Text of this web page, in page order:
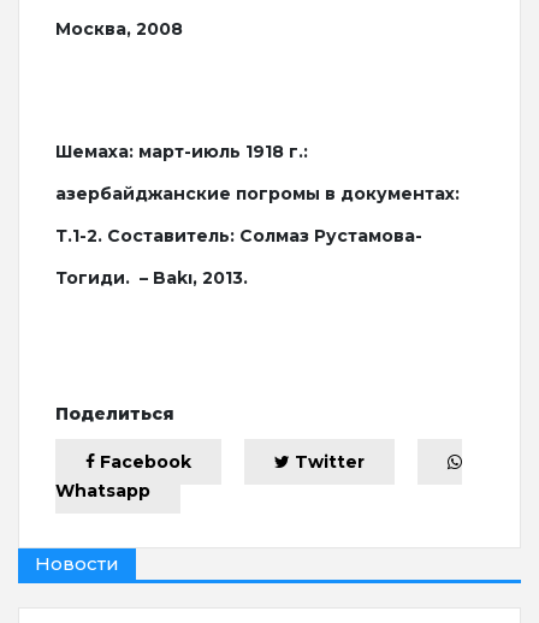
Москва, 2008
Шемаха: март-июль 1918 г.:
азербайджанские погромы в документах:
Т.1-2. Составитель: Солмаз Рустамова-
Тогиди. – Bakı, 2013.
Поделиться
Facebook
Twitter
Whatsapp
Новости